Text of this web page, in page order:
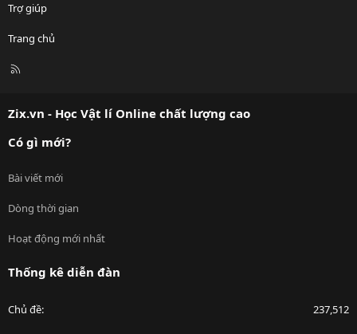
Trợ giúp
Trang chủ
R
Zix.vn - Học Vật lí Online chất lượng cao
Có gì mới?
Bài viết mới
Dòng thời gian
Hoạt động mới nhất
Thống kê diễn đàn
Chủ đề 237,512